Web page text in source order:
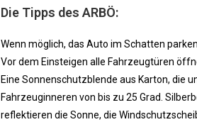
Die Tipps des ARBÖ:
Wenn möglich, das Auto im Schatten
Vor dem Einsteigen alle Fahrzeugtüren
Eine Sonnenschutzblende aus Karton, die
Fahrzeuginneren von bis zu 25 Grad.
reflektieren die Sonne, die